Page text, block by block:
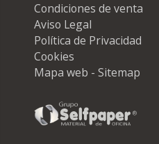
Condiciones de venta
Aviso Legal
Política de Privacidad
Cookies
Mapa web - Sitemap